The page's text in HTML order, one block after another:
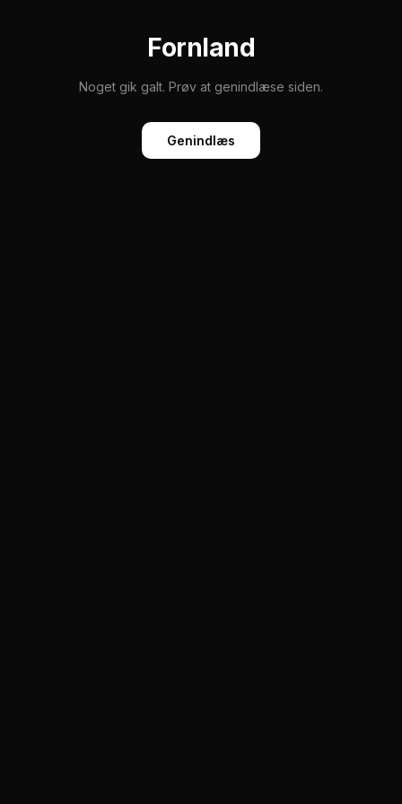
Fornland
Noget gik galt. Prøv at genindlæse siden.
Genindlæs